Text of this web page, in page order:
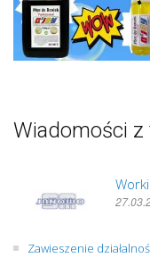
Wiadomości z
Zawieszenie